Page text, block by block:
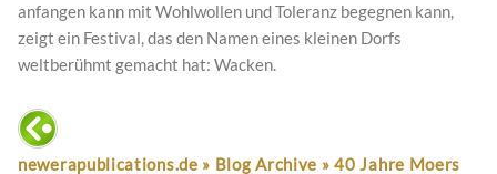
anfangen kann mit Wohlwollen und Toleranz begegnen kann,
zeigt ein Festival, das den Namen eines kleinen Dorfs
weltberühmt gemacht hat: Wacken.
newerapublications.de » Blog Archive » 40 Jahre Moers